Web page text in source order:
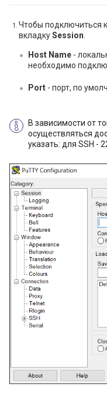
Чтобы подключиться
вкладкуSession
Host Name -
необходимо
Port - порт, по
В зависимости от
осуществляться
указать: для SSH -